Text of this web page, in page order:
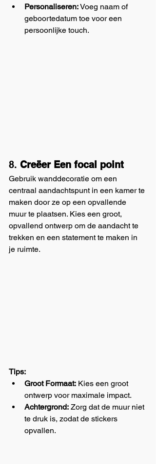
Personaliseren: Voeg naam of
geboortedatum toe voor een
persoonlijke touch.
8. Creëer Een focal point
Gebruik wanddecoratie om een
centraal aandachtspunt in een kamer te
maken door ze op een opvallende
muur te plaatsen. Kies een groot,
opvallend ontwerp om de aandacht te
trekken en een statement te maken in
je ruimte.
Tips:
Groot Formaat: Kies een groot
ontwerp voor maximale impact.
Achtergrond: Zorg dat de muur niet
te druk is, zodat de stickers
opvallen.